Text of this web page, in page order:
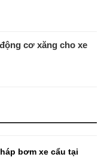
cơ xăng cho xe
bơm xe cẩu tại